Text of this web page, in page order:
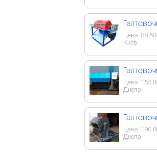
Цена: 88
Киев
Цена: 155
Днепр
Цена: 190
Днепр